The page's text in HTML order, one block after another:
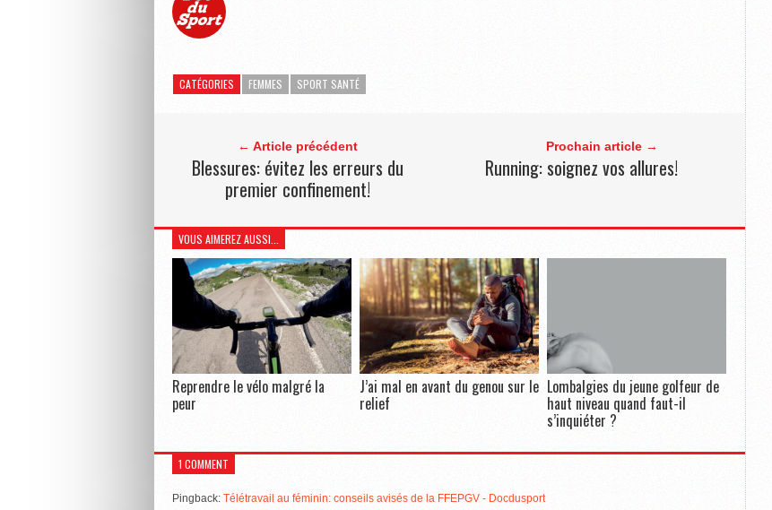
CATÉGORIES FEMMES SPORT SANTÉ
← Article précédent
Blessures: évitez les erreurs du
premier confinement!
Prochain article →
Running: soignez vos allures!
VOUS AIMEREZ AUSSI...
Reprendre le vélo malgré la
peur
J’ai mal en avant du genou sur le
relief
Lombalgies du jeune golfeur de
haut niveau quand faut-il
s’inquiéter ?
1 COMMENT
Pingback: Télétravail au féminin: conseils avisés de la FFEPGV - Docdusport